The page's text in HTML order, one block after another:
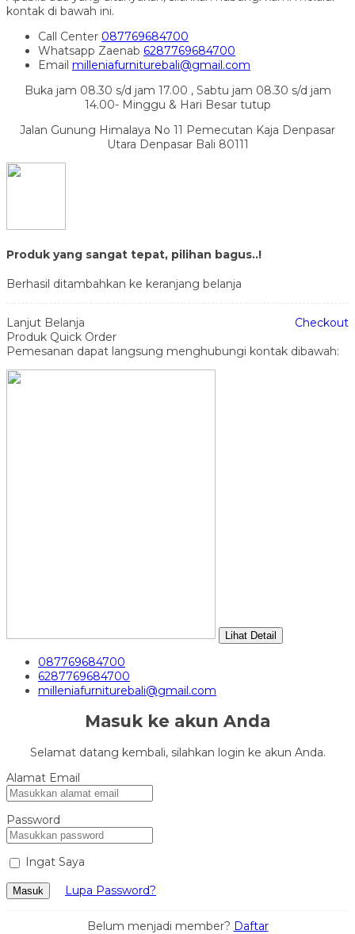
kontak di bawah ini.
Call Center 087769684700
Whatsapp Zaenab 6287769684700
Email milleniafurniturebali@gmail.com
Buka jam 08.30 s/d jam 17.00 , Sabtu jam 08.30 s/d jam
14.00- Minggu & Hari Besar tutup
Jalan Gunung Himalaya No 11 Pemecutan Kaja Denpasar
Utara Denpasar Bali 80111
Produk yang sangat tepat, pilihan bagus..!
Berhasil ditambahkan ke keranjang belanja
Lanjut Belanja
Checkout
Produk Quick Order
Pemesanan dapat langsung menghubungi kontak dibawah:
Lihat Detail
087769684700
6287769684700
milleniafurniturebali@gmail.com
Masuk ke akun Anda
Selamat datang kembali, silahkan login ke akun Anda.
Alamat Email
Password
Ingat Saya
Masuk Lupa Password?
Belum menjadi member? Daftar